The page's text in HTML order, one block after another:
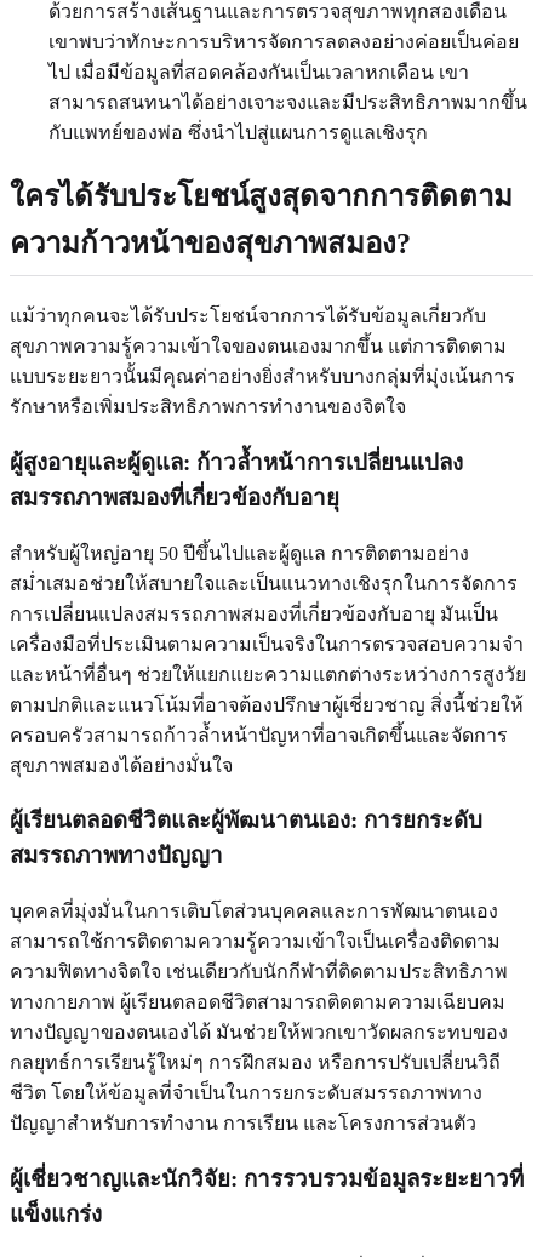
ด้วยการสร้างเส้นฐานและการตรวจสุขภาพทุกสองเดือน
เขาพบว่าทักษะการบริหารจัดการลดลงอย่างค่อยเป็นค่อย
ไป เมื่อมีข้อมูลที่สอดคล้องกันเป็นเวลาหกเดือน เขา
สามารถสนทนาได้อย่างเจาะจงและมีประสิทธิภาพมากขึ้น
กับแพทย์ของพ่อ ซึ่งนำไปสู่แผนการดูแลเชิงรุก
ใครได้รับประโยชน์สูงสุดจากการติดตาม
ความก้าวหน้าของสุขภาพสมอง?
แม้ว่าทุกคนจะได้รับประโยชน์จากการได้รับข้อมูลเกี่ยวกับ
สุขภาพความรู้ความเข้าใจของตนเองมากขึ้น แต่การติดตาม
แบบระยะยาวนั้นมีคุณค่าอย่างยิ่งสำหรับบางกลุ่มที่มุ่งเน้นการ
รักษาหรือเพิ่มประสิทธิภาพการทำงานของจิตใจ
ผู้สูงอายุและผู้ดูแล: ก้าวล้ำหน้าการเปลี่ยนแปลง
สมรรถภาพสมองที่เกี่ยวข้องกับอายุ
สำหรับผู้ใหญ่อายุ 50 ปีขึ้นไปและผู้ดูแล การติดตามอย่าง
สม่ำเสมอช่วยให้สบายใจและเป็นแนวทางเชิงรุกในการจัดการ
การเปลี่ยนแปลงสมรรถภาพสมองที่เกี่ยวข้องกับอายุ มันเป็น
เครื่องมือที่ประเมินตามความเป็นจริงในการตรวจสอบความจำ
และหน้าที่อื่นๆ ช่วยให้แยกแยะความแตกต่างระหว่างการสูงวัย
ตามปกติและแนวโน้มที่อาจต้องปรึกษาผู้เชี่ยวชาญ สิ่งนี้ช่วยให้
ครอบครัวสามารถก้าวล้ำหน้าปัญหาที่อาจเกิดขึ้นและจัดการ
สุขภาพสมองได้อย่างมั่นใจ
ผู้เรียนตลอดชีวิตและผู้พัฒนาตนเอง: การยกระดับ
สมรรถภาพทางปัญญา
บุคคลที่มุ่งมั่นในการเติบโตส่วนบุคคลและการพัฒนาตนเอง
สามารถใช้การติดตามความรู้ความเข้าใจเป็นเครื่องติดตาม
ความฟิตทางจิตใจ เช่นเดียวกับนักกีฬาที่ติดตามประสิทธิภาพ
ทางกายภาพ ผู้เรียนตลอดชีวิตสามารถติดตามความเฉียบคม
ทางปัญญาของตนเองได้ มันช่วยให้พวกเขาวัดผลกระทบของ
กลยุทธ์การเรียนรู้ใหม่ๆ การฝึกสมอง หรือการปรับเปลี่ยนวิถี
ชีวิต โดยให้ข้อมูลที่จำเป็นในการยกระดับสมรรถภาพทาง
ปัญญาสำหรับการทำงาน การเรียน และโครงการส่วนตัว
ผู้เชี่ยวชาญและนักวิจัย: การรวบรวมข้อมูลระยะยาวที่
แข็งแกร่ง